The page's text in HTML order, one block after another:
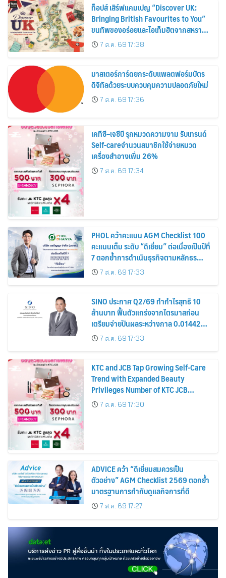
ท็อปส์ เสิร์ฟแคมเปญ “Discover UK:
Bringing British Favourites to You”
ขนทัพของอร่อยและไอเท็มฮิตจากสหราช
อาณาจักร ส่งตรงถึงมือตั้งแต่วันนี้ – 18
สิงหาคมนี้
7 ส.ค. 69 17:38
มาสเตอร์การ์ดยกระดับแพลตฟอร์มบัตร
ดิจิทัลด้วยระบบควบคุมความปลอดภัยใหม่
7 ส.ค. 69 17:36
เคทีซี–เจซีบี รุกหมวดความงาม รับเทรนด์
Self-careจำนวนสมาชิกใช้จ่ายหมวด
เครื่องสำอางเพิ่ม 26%
7 ส.ค. 69 17:34
PHOL คว้าคะแนน AGM Checklist 100
คะแนนเต็ม ระดับ “ดีเยี่ยม” ต่อเนื่องเป็นปีที่
7 ตอกย้ำการดำเนินธุรกิจตามหลักธร
รมาภิบาล โปร่งใส สร้างความเชื่อมั่นผู้ถือ
หุ้น
7 ส.ค. 69 17:33
SINO ประกาศ Q2/69 ทำกำไรสุทธิ 10
ล้านบาท ฟื้นตัวแกร่งจากไตรมาสก่อน
เตรียมจ่ายปันผลระหว่างกาล 0.014423
บาทต่อหุ้น ครึ่งปีหลังมุ่งเติบโตต่อเนื่อง
7 ส.ค. 69 17:33
KTC and JCB Tap Growing Self-Care
Trend with Expanded Beauty
Privileges Number of KTC JCB
Cardmembers Spending on
Cosmetics Rises 26%
7 ส.ค. 69 17:30
ADVICE คว้า “ดีเยี่ยมสมควรเป็น
ตัวอย่าง” AGM Checklist 2569 ตอกย้ำ
มาตรฐานการกำกับดูแลกิจการที่ดี
7 ส.ค. 69 17:27